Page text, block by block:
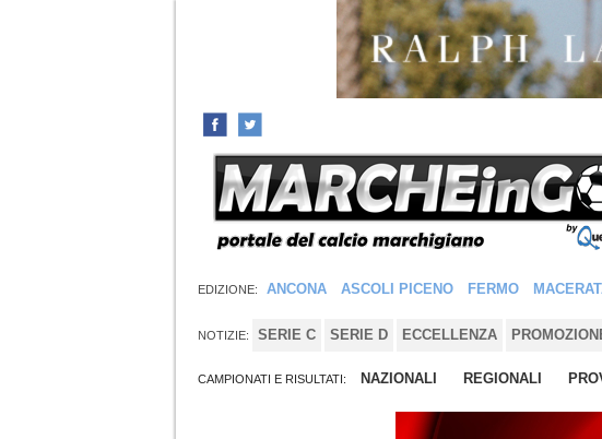
EDIZIONE: ANCONA ASCOLI PICENO FERMO
NOTIZIE: SERIE C SERIE D ECCELLENZA
CAMPIONATI E RISULTATI: NAZIONALI REGIONALI